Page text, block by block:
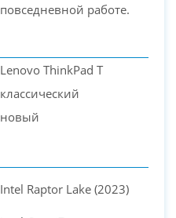
повседневной работе.
Lenovo ThinkPad T
классический
новый
Intel Raptor Lake (2023)